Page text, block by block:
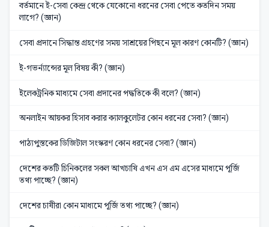
বর্তমানে ই-সেবা কেন্দ্র থেকে যেকোনো ধরনের সেবা পেতে কতদিন সময়
লাগে? (জ্ঞান)
সেবা প্রদানে সিদ্ধান্ত গ্রহণের সময় সাশ্রয়ের পিছনে মূল কারণ কোনটি? (জ্ঞান)
ই-গভর্ন্যান্সের মূল বিষয় কী? (জ্ঞান)
ইলেকট্রনিক মাধ্যমে সেবা প্রদানের পদ্ধতিকে কী বলে? (জ্ঞান)
অনলাইন আয়কর হিসাব করার ক্যালকুলেটর কোন ধরনের সেবা? (জ্ঞান)
পাঠ্যপুস্তকের ডিজিটাল সংস্করণ কোন ধরনের সেবা? (জ্ঞান)
দেশের কতটি চিনিকলের সকল আখচাষি এখন এস এম এসের মাধ্যমে পূর্জি
তথ্য পাচ্ছে? (জ্ঞান)
দেশের চাষীরা কোন মাধ্যমে পূর্জি তথ্য পাচ্ছে? (জ্ঞান)